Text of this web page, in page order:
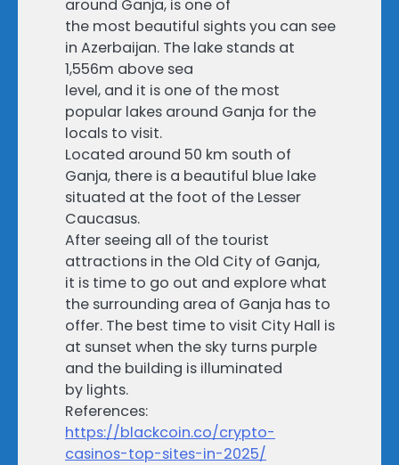
around Ganja, is one of
the most beautiful sights you can see
in Azerbaijan. The lake stands at
1,556m above sea
level, and it is one of the most
popular lakes around Ganja for the
locals to visit.
Located around 50 km south of
Ganja, there is a beautiful blue lake
situated at the foot of the Lesser
Caucasus.
After seeing all of the tourist
attractions in the Old City of Ganja,
it is time to go out and explore what
the surrounding area of Ganja has to
offer. The best time to visit City Hall is
at sunset when the sky turns purple
and the building is illuminated
by lights.
References:
https://blackcoin.co/crypto-
casinos-top-sites-in-2025/